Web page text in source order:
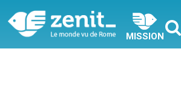
MISSION